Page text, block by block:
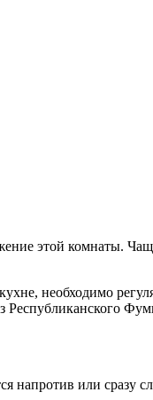
этой комнаты.
необходимо
Республиканского
напротив или сразу